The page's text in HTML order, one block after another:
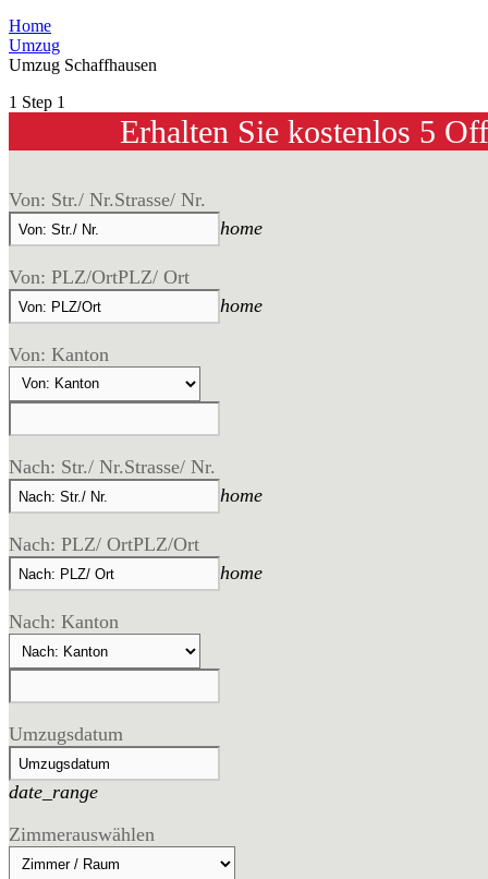
Home
Umzug
Umzug Schaffhausen
1 Step 1
Erhalten Sie kostenlos 5
Von: Str./ Nr.Strasse/ Nr.
home
Von: PLZ/OrtPLZ/ Ort
home
Von: Kanton
Nach: Str./ Nr.Strasse/ Nr.
home
Nach: PLZ/ OrtPLZ/Ort
home
Nach: Kanton
Umzugsdatum
date_range
Zimmerauswählen